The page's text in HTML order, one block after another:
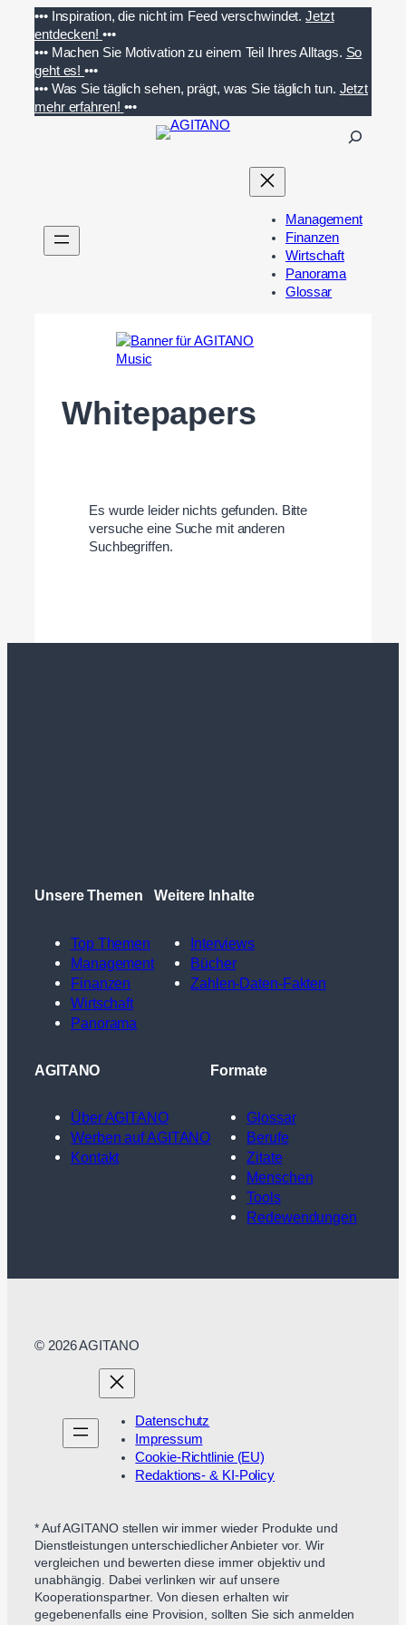
Inhalt
springen
••• Inspiration, die nicht im Feed verschwindet. Jetzt
entdecken! •••
••• Machen Sie Motivation zu einem Teil Ihres Alltags. So
geht es!•••
••• Was Sie täglich sehen, prägt, was Sie täglich tun. Jetzt
mehr erfahren! •••
n
Management
Finanzen
Wirtschaft
Panorama
Glossar
Whitepapers
Es wurde leider nichts gefunden. Bitte
versuche eine Suche mit anderen
Suchbegriffen.
Unsere Themen
Top Themen
Management
Finanzen
Wirtschaft
Panorama
Weitere Inhalte
Interviews
Bücher
Zahlen-Daten-Fakten
AGITANO
Über AGITANO
Werben auf AGITANO
Kontakt
Formate
Glossar
Berufe
Zitate
Menschen
Tools
Redewendungen
© 2026 AGITANO
Datenschutz
Impressum
Cookie-Richtlinie (EU)
Redaktions- & KI-Policy
* Auf AGITANO stellen wir immer wieder Produkte und
Dienstleistungen unterschiedlicher Anbieter vor. Wir
vergleichen und bewerten diese immer objektiv und
unabhängig. Dabei verlinken wir auf unsere
Kooperationspartner. Von diesen erhalten wir
gegebenenfalls eine Provision, sollten Sie sich anmelden